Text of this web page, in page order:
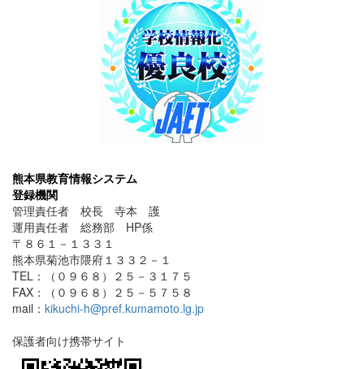
熊本県教育情報システム
登録機関
管理責任者 校長 寺本 護
運用責任者 総務部 HP係
〒８６１－１３３１
熊本県菊池市隈府１３３２－１
TEL：（０９６８）２５－３１７５
FAX：（０９６８）２５－５７５８
mail： kikuchi-h@pref.kumamoto.lg.jp
保護者向け携帯サイト